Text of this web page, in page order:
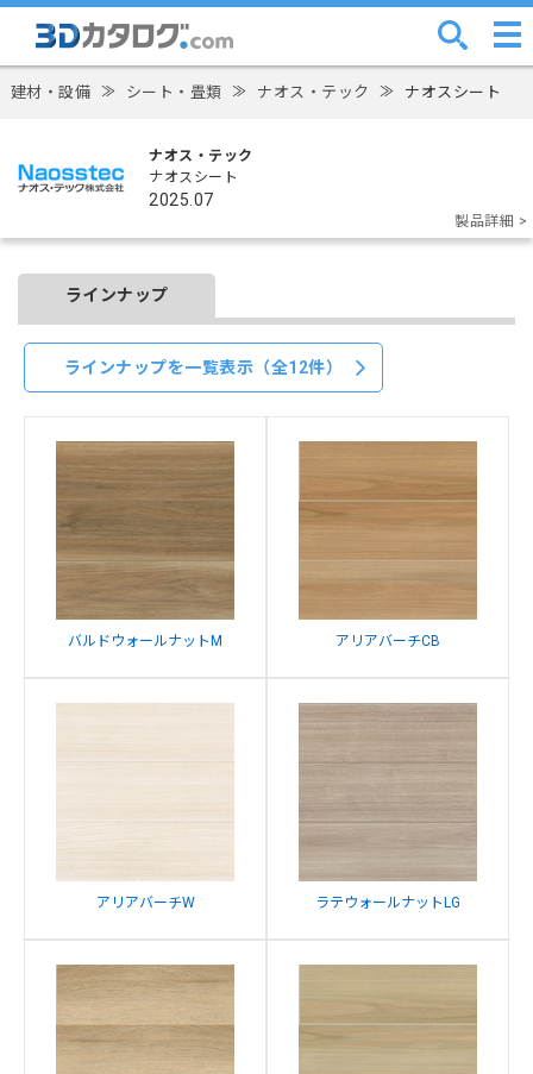
建材・設備 ≫ シート・畳類 ≫ ナオス・テック ≫ ナオスシート
ナオス・テック
ナオスシート
2025.07
製品詳細 >
ラインナップ
ラインナップを一覧表示（全12件）
バルドウォールナットM アリアバーチCB
アリアバーチW ラテウォールナットLG